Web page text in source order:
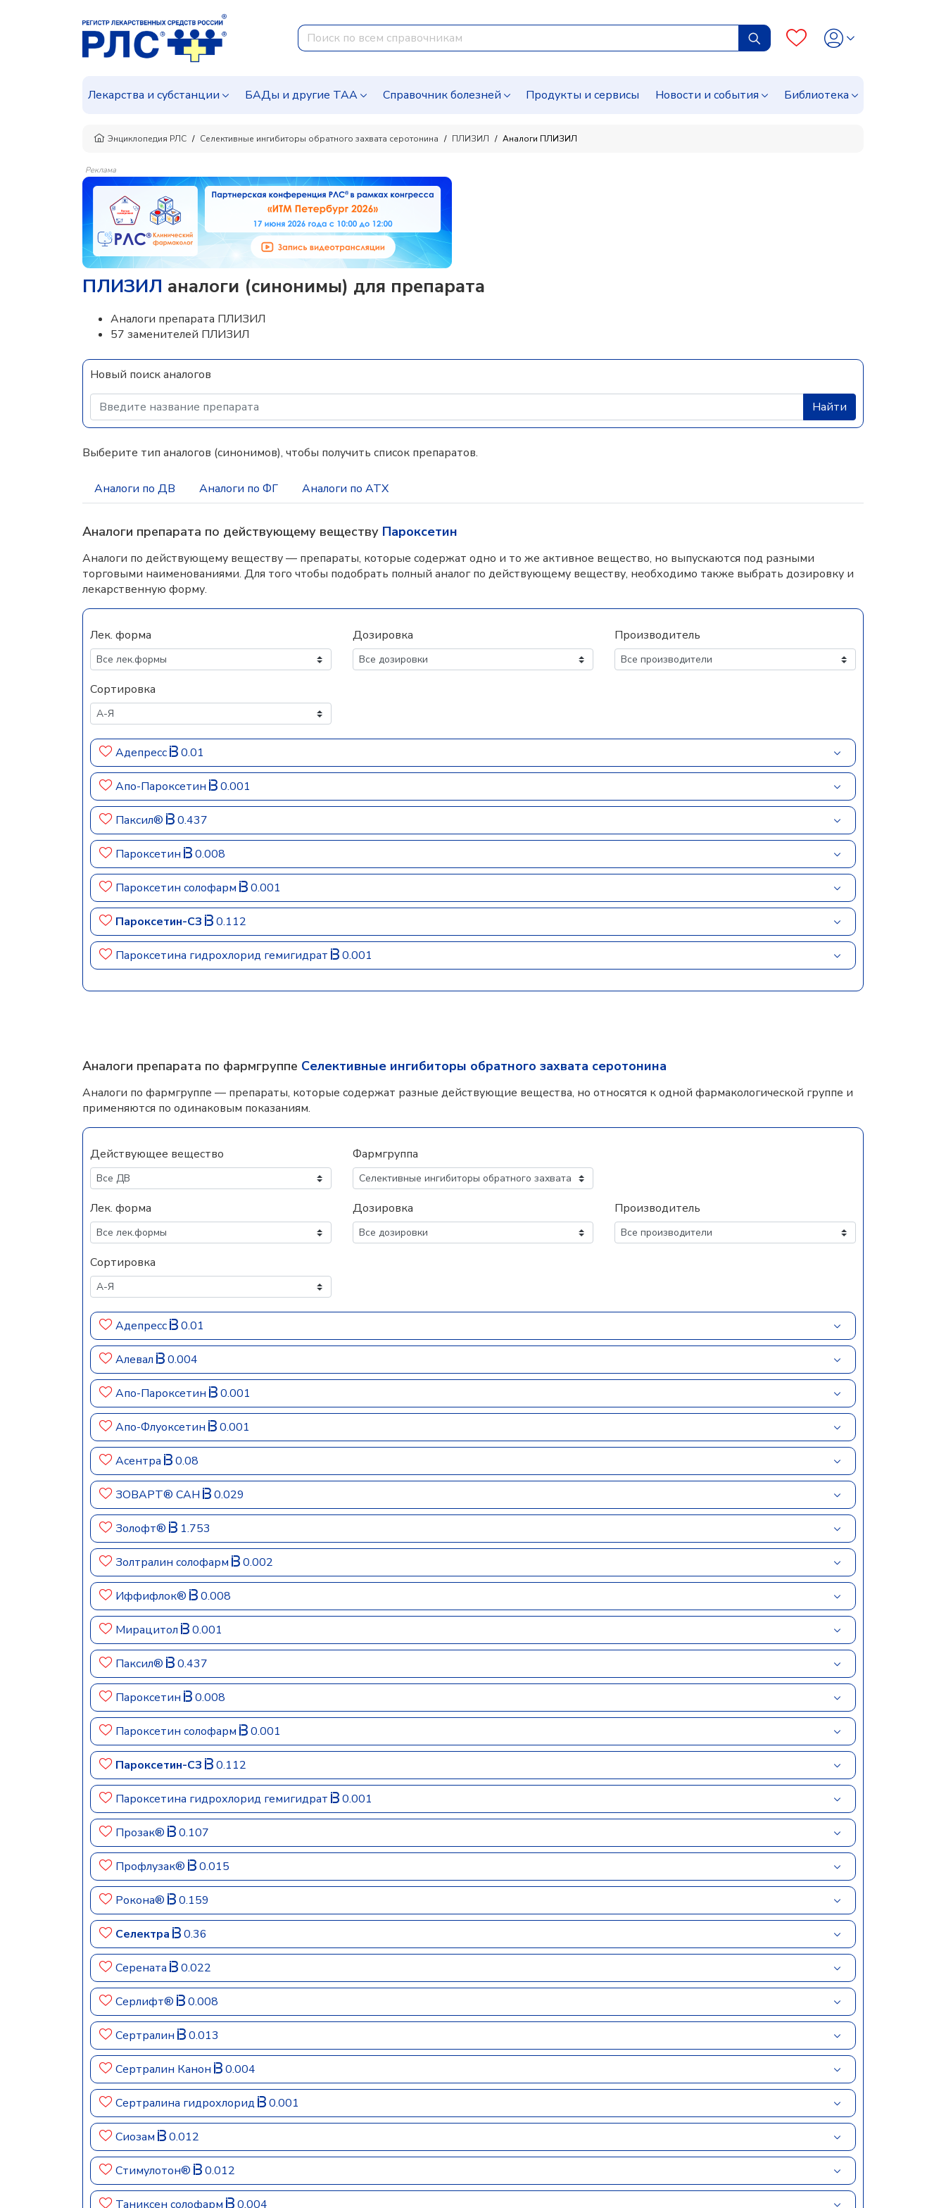
Лекарства и субстанции БАДы и другие ТАА Справочник болезней Продукты и сервисы Новости и события Библиотека
Энциклопедия РЛС Селективные ингибиторы обратного захвата серотонина ПЛИЗИЛ Аналоги ПЛИЗИЛ
Реклама
ПЛИЗИЛ аналоги (синонимы) для препарата
Аналоги препарата ПЛИЗИЛ
57 заменителей ПЛИЗИЛ
Новый поиск аналогов
Найти
Выберите тип аналогов (синонимов), чтобы получить список препаратов.
Аналоги по ДВ Аналоги по ФГ Аналоги по АТХ
Аналоги препарата по действующему веществу Пароксетин
Аналоги по действующему веществу — препараты, которые содержат одно и то же активное вещество, но выпускаются под разными
торговыми наименованиями. Для того чтобы подобрать полный аналог по действующему веществу, необходимо также выбрать дозировку и
лекарственную форму.
Лек. форма Дозировка Производитель
Сортировка
Адепресс 0.01
Апо-Пароксетин 0.001
Паксил® 0.437
Пароксетин 0.008
Пароксетин солофарм 0.001
Пароксетин-СЗ 0.112
Пароксетина гидрохлорид гемигидрат 0.001
Аналоги препарата по фармгруппе Селективные ингибиторы обратного захвата серотонина
Аналоги по фармгруппе — препараты, которые содержат разные действующие вещества, но относятся к одной фармакологической группе и
применяются по одинаковым показаниям.
Действующее вещество Фармгруппа
Лек. форма Дозировка Производитель
Сортировка
Адепресс 0.01
Алевал 0.004
Апо-Пароксетин 0.001
Апо-Флуоксетин 0.001
Асентра 0.08
ЗОВАРТ® САН 0.029
Золофт® 1.753
Золтралин солофарм 0.002
Иффифлок® 0.008
Мирацитол 0.001
Паксил® 0.437
Пароксетин 0.008
Пароксетин солофарм 0.001
Пароксетин-СЗ 0.112
Пароксетина гидрохлорид гемигидрат 0.001
Прозак® 0.107
Профлузак® 0.015
Рокона® 0.159
Селектра 0.36
Серената 0.022
Серлифт® 0.008
Сертралин 0.013
Сертралин Канон 0.004
Сертралина гидрохлорид 0.001
Сиозам 0.012
Стимулотон® 0.012
Таниксен солофарм 0.004